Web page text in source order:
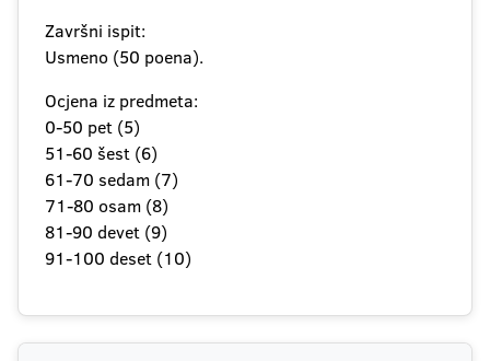
Završni ispit:
Usmeno (50 poena).
Ocjena iz predmeta:
0-50 pet (5)
51-60 šest (6)
61-70 sedam (7)
71-80 osam (8)
81-90 devet (9)
91-100 deset (10)